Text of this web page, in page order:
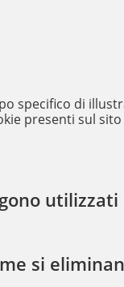
specifico di
presenti sul sito
utilizzati
si